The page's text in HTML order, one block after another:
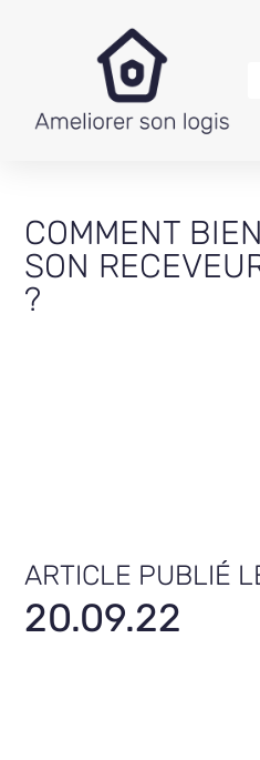
COMMENT
SON
?
ARTICLE PUBLIÉ
20.09.22